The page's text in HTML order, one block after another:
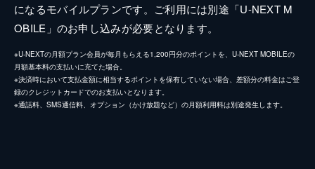
になるモバイルプランです。ご利用には別途「U-NEXT M
OBILE」のお申し込みが必要となります。
※U-NEXTの月額プラン会員が毎月もらえる1,200円分のポイントを、U-NEXT MOBILEの
月額基本料の支払いに充てた場合。
※決済時において支払金額に相当するポイントを保有していない場合、差額分の料金はご登
録のクレジットカードでのお支払いとなります。
※通話料、SMS通信料、オプション（かけ放題など）の月額利用料は別途発生します。